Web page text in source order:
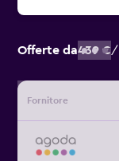
Offerte da439 €/
Fornitore